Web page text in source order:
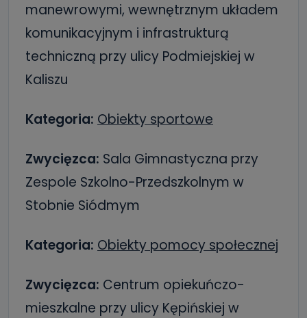
manewrowymi, wewnętrznym układem
komunikacyjnym i infrastrukturą
techniczną przy ulicy Podmiejskiej w
Kaliszu
Kategoria: Obiekty sportowe
Zwycięzca: Sala Gimnastyczna przy
Zespole Szkolno-Przedszkolnym w
Stobnie Siódmym
Kategoria: Obiekty pomocy społecznej
Zwycięzca: Centrum opiekuńczo-
mieszkalne przy ulicy Kępińskiej w